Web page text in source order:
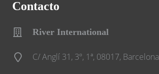
Contacto
River International
C/ Anglí 31, 3º, 1ª, 08017, Barcelona